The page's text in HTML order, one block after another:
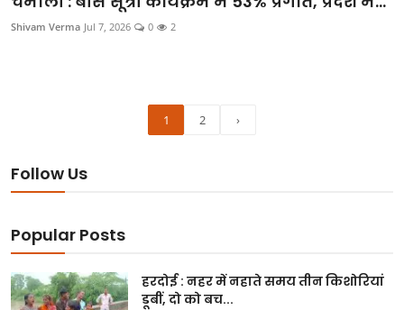
Shivam Verma Jul 7, 2026 0 2
1 2 ›
Follow Us
Popular Posts
हरदोई : नहर में नहाते समय तीन किशोरियां
डूबीं, दो को बच...